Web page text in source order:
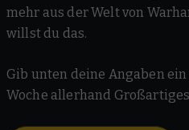
mehr aus der Welt von
willst du das.
Gib unten deine Angaben
Woche allerhand